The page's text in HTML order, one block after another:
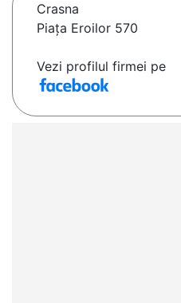
Crasna
Piața Eroilor 570
Vezi profilul firmei pe